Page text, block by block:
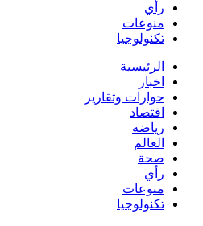
رأي
منوعات
تكنولوجيا
الرئيسية
اخبار
حوارات وتقارير
اقتصاد
رياضه
العالم
صحة
رأي
منوعات
تكنولوجيا